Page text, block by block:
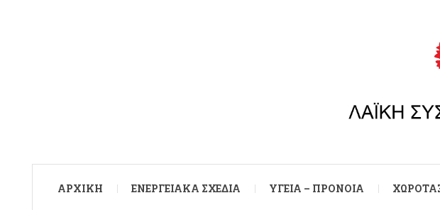
ΑΡXΙΚΉ ΕΝΕΡΓΕΙΑΚΆ ΣΧΈΔΙΑ ΥΓΕΊΑ – ΠΡΌΝΟΙΑ